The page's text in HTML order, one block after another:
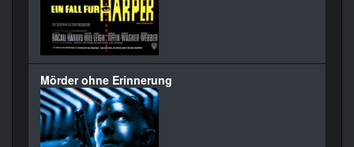
Mörder ohne Erinnerung